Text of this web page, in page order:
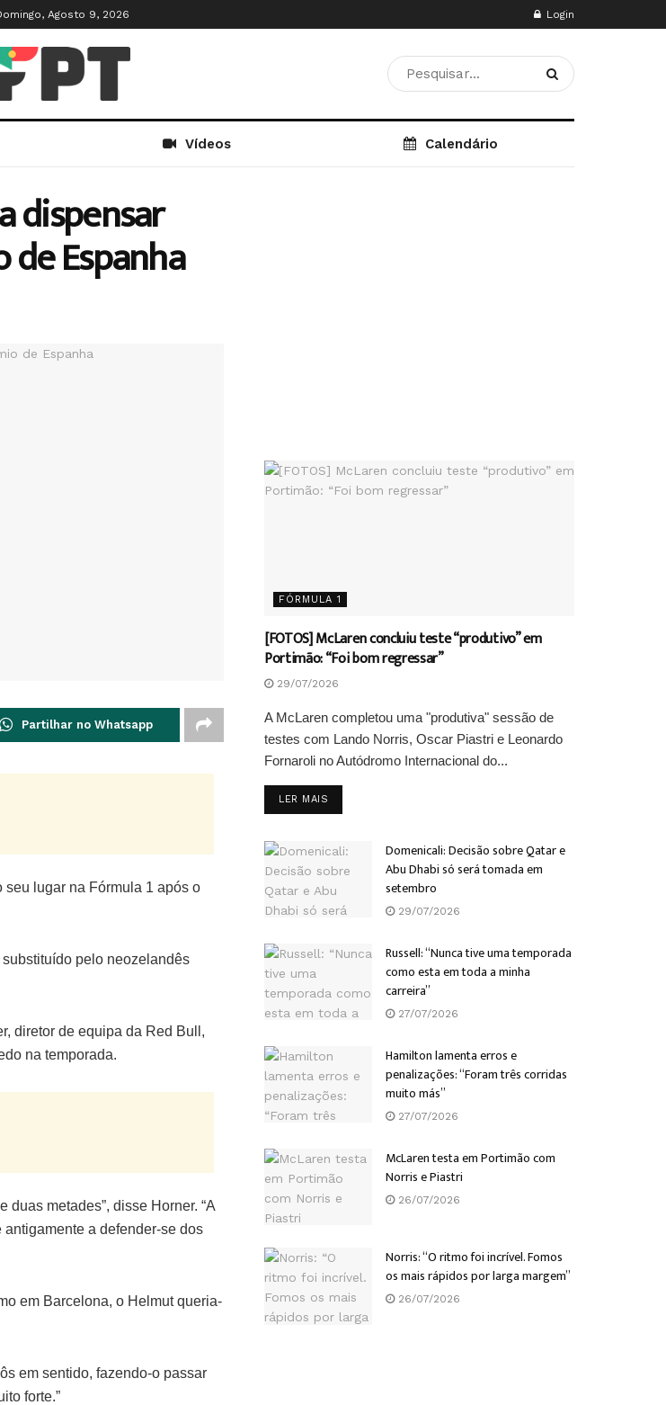
Agosto 9, 2026 Login
Vídeos Calendário
dispensar
de Espanha
Partilhar no Whatsapp
lugar na Fórmula 1 após o
pelo neozelandês
diretor de equipa da Red Bull,
na temporada.
metades”, disse Horner. “A
a defender-se dos
em Barcelona, o Helmut queria-
em sentido, fazendo-o passar
forte.”
FÓRMULA 1
[FOTOS] McLaren concluiu teste “produtivo” em
Portimão: “Foi bom regressar”
29/07/2026
A McLaren completou uma "produtiva" sessão de
testes com Lando Norris, Oscar Piastri e Leonardo
Fornaroli no Autódromo Internacional do...
LER MAIS
Domenicali: Decisão sobre Qatar e
Abu Dhabi só será tomada em
setembro
29/07/2026
Russell: “Nunca tive uma temporada
como esta em toda a minha
carreira”
27/07/2026
Hamilton lamenta erros e
penalizações: “Foram três corridas
muito más”
27/07/2026
McLaren testa em Portimão com
Norris e Piastri
26/07/2026
Norris: “O ritmo foi incrível. Fomos
os mais rápidos por larga margem”
26/07/2026